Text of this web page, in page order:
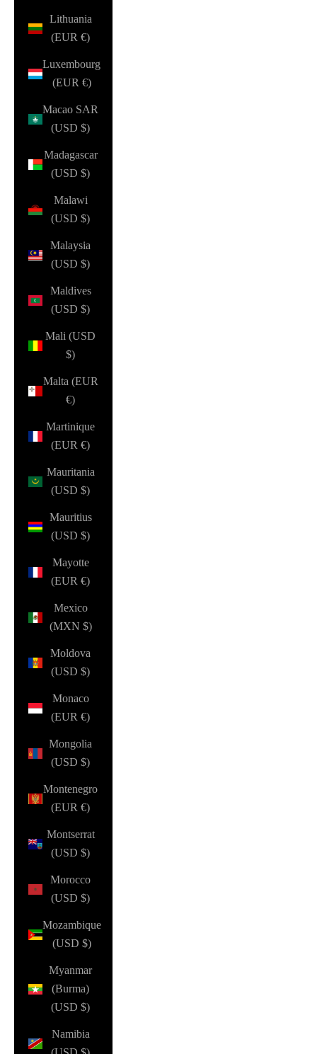
Lithuania
(EUR €)
Luxembourg
(EUR €)
Macao SAR
(USD $)
Madagascar
(USD $)
Malawi
(USD $)
Malaysia
(USD $)
Maldives
(USD $)
Mali (USD
$)
Malta (EUR
€)
Martinique
(EUR €)
Mauritania
(USD $)
Mauritius
(USD $)
Mayotte
(EUR €)
Mexico
(MXN $)
Moldova
(USD $)
Monaco
(EUR €)
Mongolia
(USD $)
Montenegro
(EUR €)
Montserrat
(USD $)
Morocco
(USD $)
Mozambique
(USD $)
Myanmar
(Burma)
(USD $)
Namibia